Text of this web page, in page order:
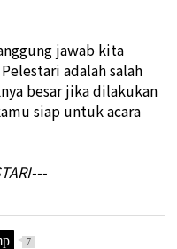
jawab kita
adalah salah
besar jika dilakukan
siap untuk acara
7